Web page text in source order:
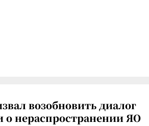
возобновить диалог
нераспространении ЯО